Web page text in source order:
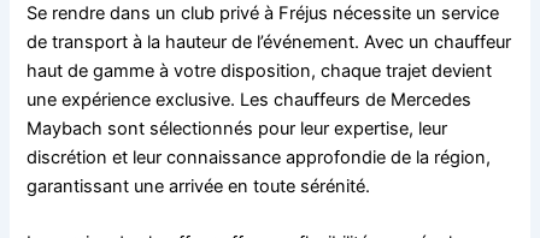
Se rendre dans un club privé à Fréjus nécessite un service
de transport à la hauteur de l’événement. Avec un chauffeur
haut de gamme à votre disposition, chaque trajet devient
une expérience exclusive. Les chauffeurs de Mercedes
Maybach sont sélectionnés pour leur expertise, leur
discrétion et leur connaissance approfondie de la région,
garantissant une arrivée en toute sérénité.